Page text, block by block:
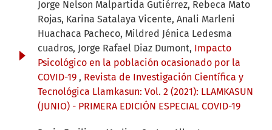
Jorge Nelson Malpartida Gutiérrez, Rebeca Mato
Rojas, Karina Satalaya Vicente, Anali Marleni
Huachaca Pacheco, Mildred Jénica Ledesma
cuadros, Jorge Rafael Diaz Dumont, Impacto
Psicológico en la población ocasionado por la
COVID-19 , Revista de Investigación Científica y
Tecnológica Llamkasun: Vol. 2 (2021): LLAMKASUN
(JUNIO) - PRIMERA EDICIÓN ESPECIAL COVID-19